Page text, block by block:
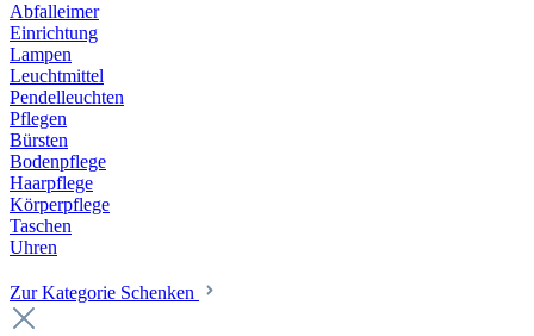
Abfalleimer
Einrichtung
Lampen
Leuchtmittel
Pendelleuchten
Pflegen
Bürsten
Bodenpflege
Haarpflege
Körperpflege
Taschen
Uhren
Zur Kategorie Schenken